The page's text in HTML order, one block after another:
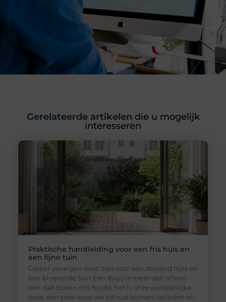
Gerelateerde artikelen die u mogelijk
interesseren
Praktische handleiding voor een fris huis en
een fijne tuin
Creëer uw eigen oase: tips voor een stralend huis en
een bloeiende tuin Een thuis is meer dan alleen
een dak boven ons hoofd; het is onze persoonlijke
oase, een plek waar we tot rust komen, opladen en